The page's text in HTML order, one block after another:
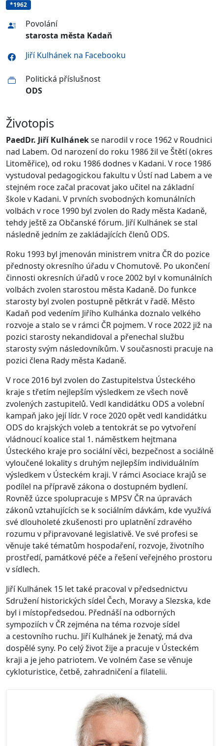
*1962
Povolání
starosta města Kadaň
Jiří Kulhánek na Facebooku
Politická příslušnost
ODS
Životopis
PaedDr. Jiří Kulhánekse narodil v roce 1962 v Roudnici
nad Labem. Od narození do roku 1986 žil ve Štětí (okres
Litoměřice), od roku 1986 dodnes v Kadani. V roce 1986
vystudoval pedagogickou fakultu v Ústí nad Labem a ve
stejném roce začal pracovat jako učitel na základní
škole v Kadani. V prvních svobodných komunálních
volbách v roce 1990 byl zvolen do Rady města Kadaně,
tehdy ještě za Občanské fórum. Jiří Kulhánek se stal
následně jedním ze zakládajících členů ODS.
Roku 1993 byl jmenován ministrem vnitra ČR do pozice
přednosty okresního úřadu v Chomutově. Po ukončení
činnosti okresních úřadů v roce 2002 byl v komunálních
volbách zvolen starostou města Kadaně. Do funkce
starosty byl zvolen postupně pětkrát v řadě. Město
Kadaň pod vedením Jiřího Kulhánka doznalo velkého
rozvoje a stalo se v rámci ČR pojmem. V roce 2022 již na
pozici starosty nekandidoval a přenechal službu
starosty svým následovníkům. V současnosti pracuje na
pozici člena Rady města Kadaně.
V roce 2016 byl zvolen do Zastupitelstva Ústeckého
kraje s třetím nejlepším výsledkem ze všech nově
zvolených zastupitelů. Vedl kandidátku ODS a volební
kampaň jako její lídr. V roce 2020 opět vedl kandidátku
ODS do krajských voleb a tentokrát se po vytvoření
vládnoucí koalice stal 1. náměstkem hejtmana
Ústeckého kraje pro sociální věci, bezpečnost a sociálně
vyloučené lokality s druhým nejlepším individuálním
výsledkem v Ústeckém kraji. V rámci Asociace krajů se
podílel na přípravě zákona o dostupném bydlení.
Rovněž úzce spolupracuje s MPSV ČR na úpravách
zákonů vztahujících se k sociálním dávkám, kde využívá
své dlouholeté zkušenosti pro uplatnění zdravého
rozumu v připravované legislativě. Ve své profesi se
věnuje také tématům hospodaření, rozvoje, životního
prostředí, památkové péče a řešení veřejného prostoru
v sídlech.
Jiří Kulhánek 15 let také pracoval v předsednictvu
Sdružení historických sídel Čech, Moravy a Slezska, kde
byl i místopředsedou. Přednáší na odborných
sympoziích v ČR zejména na téma rozvoje sídel
a cestovního ruchu. Jiří Kulhánek je ženatý, má dva
dospělé syny. Po celý život žije a pracuje v Ústeckém
kraji a je jeho patriotem. Ve volném čase se věnuje
cykloturistice, četbě, zahradničení a filatelii.